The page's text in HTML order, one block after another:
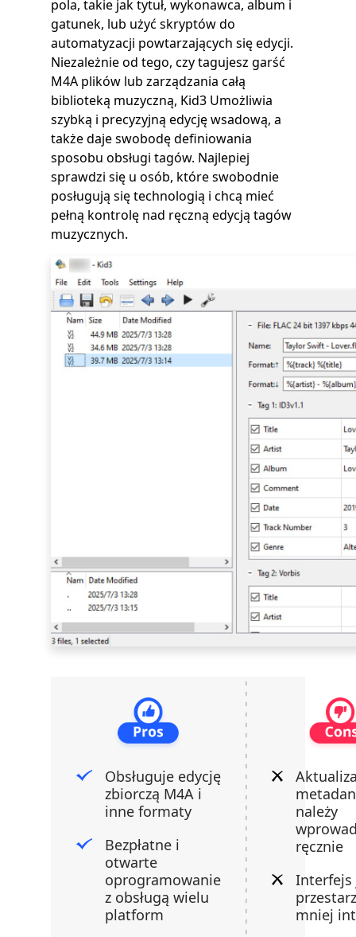
pola, takie jak tytuł, wykonawca, album i
gatunek, lub użyć skryptów do
automatyzacji powtarzających się edycji.
Niezależnie od tego, czy tagujesz garść
M4A plików lub zarządzania całą
biblioteką muzyczną, Kid3 Umożliwia
szybką i precyzyjną edycję wsadową, a
także daje swobodę definiowania
sposobu obsługi tagów. Najlepiej
sprawdzi się u osób, które swobodnie
posługują się technologią i chcą mieć
pełną kontrolę nad ręczną edycją tagów
muzycznych.
Obsługuje edycję
zbiorczą M4A i
inne formaty
Bezpłatne i
otwarte
oprogramowanie
z obsługą wielu
platform
należy
ręcznie
Interfejs
mniej